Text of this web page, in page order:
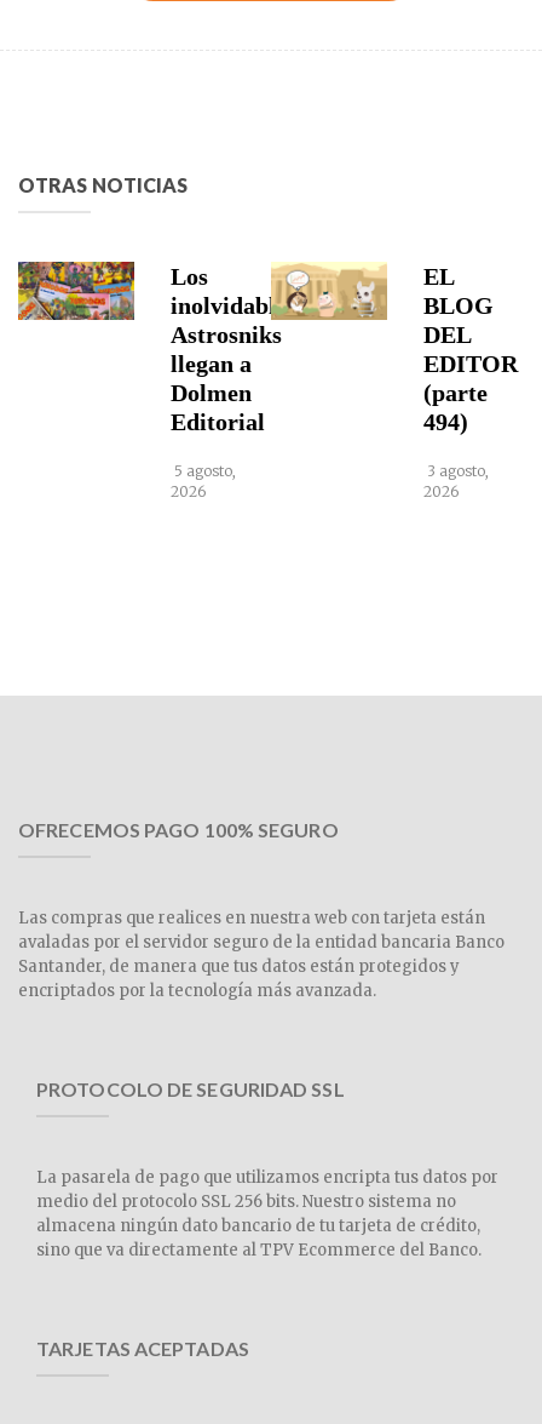
OTRAS NOTICIAS
Los
inolvidables
Astrosniks
llegan a
Dolmen
Editorial
5 agosto,
2026
EL
BLOG
DEL
EDITOR
(parte
494)
3 agosto,
2026
OFRECEMOS PAGO 100% SEGURO
Las compras que realices en nuestra web con tarjeta están
avaladas por el servidor seguro de la entidad bancaria Banco
Santander, de manera que tus datos están protegidos y
encriptados por la tecnología más avanzada.
PROTOCOLO DE SEGURIDAD SSL
La pasarela de pago que utilizamos encripta tus datos por
medio del protocolo SSL 256 bits. Nuestro sistema no
almacena ningún dato bancario de tu tarjeta de crédito,
sino que va directamente al TPV Ecommerce del Banco.
TARJETAS ACEPTADAS